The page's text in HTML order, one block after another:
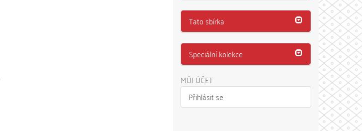
Tato sbírka
Speciální kolekce
MŮJ ÚČET
Přihlásit se